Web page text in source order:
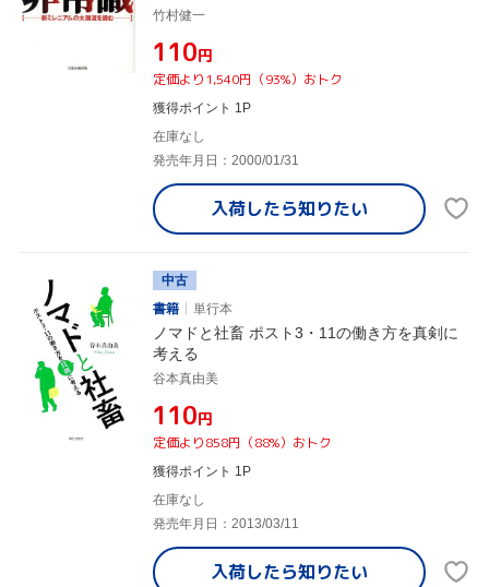
竹村健一
¥110円
定価より1,540円（93%）おトク
獲得ポイント 1P
在庫なし
発売年月日：2000/01/31
入荷したら知りたい
中古
書籍
単行本
ノマドと社畜 ポスト3・11の働き方を真剣に
考える
谷本真由美
¥110円
定価より858円（88%）おトク
獲得ポイント 1P
在庫なし
発売年月日：2013/03/11
入荷したら知りたい